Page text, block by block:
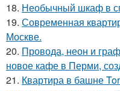
18. Необычный шкаф в
19. Современная
Москве.
20. Провода, неон и
новое кафе в Перми,
21. Квартира в башне